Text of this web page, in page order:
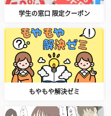
学生の窓口 限定クーポン
もやもや解決ゼミ